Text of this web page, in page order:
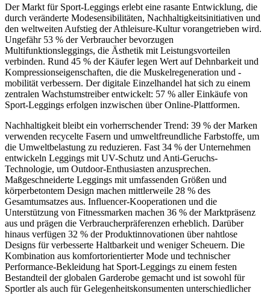
Der Markt für Sport-Leggings erlebt eine rasante Entwicklung, die
durch veränderte Modesensibilitäten, Nachhaltigkeitsinitiativen und
den weltweiten Aufstieg der Athleisure-Kultur vorangetrieben wird.
Ungefähr 53 % der Verbraucher bevorzugen
Multifunktionsleggings, die Ästhetik mit Leistungsvorteilen
verbinden. Rund 45 % der Käufer legen Wert auf Dehnbarkeit und
Kompressionseigenschaften, die die Muskelregeneration und -
mobilität verbessern. Der digitale Einzelhandel hat sich zu einem
zentralen Wachstumstreiber entwickelt: 57 % aller Einkäufe von
Sport-Leggings erfolgen inzwischen über Online-Plattformen.
Nachhaltigkeit bleibt ein vorherrschender Trend: 39 % der Marken
verwenden recycelte Fasern und umweltfreundliche Farbstoffe, um
die Umweltbelastung zu reduzieren. Fast 34 % der Unternehmen
entwickeln Leggings mit UV-Schutz und Anti-Geruchs-
Technologie, um Outdoor-Enthusiasten anzusprechen.
Maßgeschneiderte Leggings mit umfassenden Größen und
körperbetontem Design machen mittlerweile 28 % des
Gesamtumsatzes aus. Influencer-Kooperationen und die
Unterstützung von Fitnessmarken machen 36 % der Marktpräsenz
aus und prägen die Verbraucherpräferenzen erheblich. Darüber
hinaus verfügen 32 % der Produktinnovationen über nahtlose
Designs für verbesserte Haltbarkeit und weniger Scheuern. Die
Kombination aus komfortorientierter Mode und technischer
Performance-Bekleidung hat Sport-Leggings zu einem festen
Bestandteil der globalen Garderobe gemacht und ist sowohl für
Sportler als auch für Gelegenheitskonsumenten unterschiedlicher